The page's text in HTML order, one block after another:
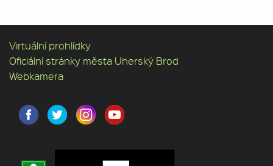
Virtuální prohlídky
Oficiální stránky města Uherský Brod
Webkamera